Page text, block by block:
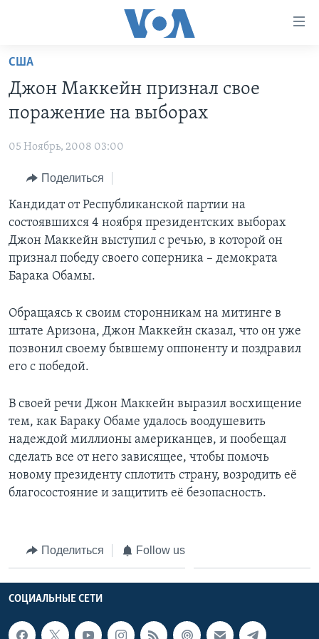
Перейти
основной
контент
Перейти
навигации
Перейти
поиск
ПРОГРАММЫ
НОВОСТИ ЗА МИНУТУ
ИТОГИ
ПОЧЕМУ ЭТО ВАЖНО?
ДЕТАЛИ
НЬЮ-ЙОРК NEW YORK
ПРОЕКТЫ
УЧИМ АНГЛИЙСКИЙ
НАША АМЕРИКАНСКАЯ ИСТОРИЯ
А КАК В АМЕРИКЕ?
АМЕРИКАНСКИЕ ГОРОДКИ
ТЕСТЫ
ЭКСПЕРТИЗА
ИНТЕРВЬЮ
ФАКТЫ ПРОТИВ ФЕЙКОВ
ЗА СВОБОДУ ПРЕССЫ
УЧИМ АНГЛИЙСКИЙ
ВИДЕО
ПОДПИСКА НА НОВОСТИ
Learning English
США
Джон Маккейн признал свое
поражение на выборах
05 Ноябрь, 2008 03:00
Поделиться
Кандидат от Республиканской партии на
состоявшихся 4 ноября президентских выборах
Джон Маккейн выступил с речью, в которой он
признал победу своего соперника – демократа
Барака Обамы.
Обращаясь к своим сторонникам на митинге в
штате Аризона, Джон Маккейн сказал, что он уже
позвонил своему бывшему оппоненту и поздравил
его с победой.
В своей речи Джон Маккейн выразил восхищение
тем, как Бараку Обаме удалось воодушевить
надеждой миллионы американцев, и пообещал
сделать все от него зависящее, чтобы помочь
новому президенту сплотить страну, возродить её
благосостояние и защитить её безопасность.
Поделиться Follow us
СОЦИАЛЬНЫЕ СЕТИ